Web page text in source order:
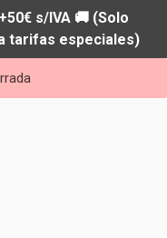
s/IVA 🚚 (Solo
tarifas especiales)